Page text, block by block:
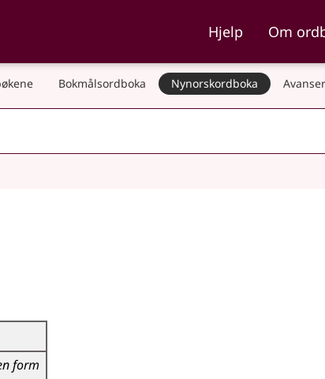
NynorskordbokaHjelp Om
Bokmålsordboka Nynorskordboka
form